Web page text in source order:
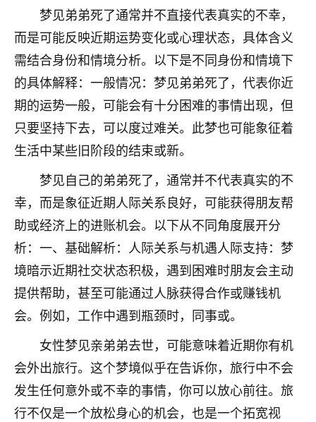
梦见弟弟死了通常并不直接代表真实的不幸，
而是可能反映近期运势变化或心理状态，具体含义
需结合身份和情境分析。以下是不同身份和情境下
的具体解释：一般情况：梦见弟弟死了，代表你近
期的运势一般，可能会有十分困难的事情出现，但
只要坚持下去，可以度过难关。此梦也可能象征着
生活中某些旧阶段的结束或新。
梦见自己的弟弟死了，通常并不代表真实的不
幸，而是象征近期人际关系良好，可能获得朋友帮
助或经济上的进账机会。以下从不同角度展开分
析：一、基础解析：人际关系与机遇人际支持：梦
境暗示近期社交状态积极，遇到困难时朋友会主动
提供帮助，甚至可能通过人脉获得合作或赚钱机
会。例如，工作中遇到瓶颈时，同事或。
女性梦见亲弟弟去世，可能意味着近期你有机
会外出旅行。这个梦境似乎在告诉你，旅行中不会
发生任何意外或不幸的事情，你可以放心前往。旅
行不仅是一个放松身心的机会，也是一个拓宽视
1天前 来自四川 9
金白水清
我也想找老师看看，有没有人给个联系方式的啊？
鹿森：慧来老师微信：gjsy0624
1天前 来自江西 12
青春168
我也想要，我也想要！
2天前 来自山西 15
Jessica李
老师做不做超度法事？我想给我奶奶做超度，她今年
刚去世了。
七零老顽童：我母亲前年离世，刚开始我经常
做梦梦见她，后来也是朋友介绍，找到慧来老
师，安排了超度法事，做梦再也没有梦到过
了，一开始是半信半疑的，图个心安，给亡母
超度，现在看来，人不信也不行。
2天前 来自云南 11